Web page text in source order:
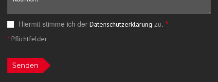
Hiermit stimme ich der Datenschutzerklärung zu. *
*Pflichtfelder
Senden